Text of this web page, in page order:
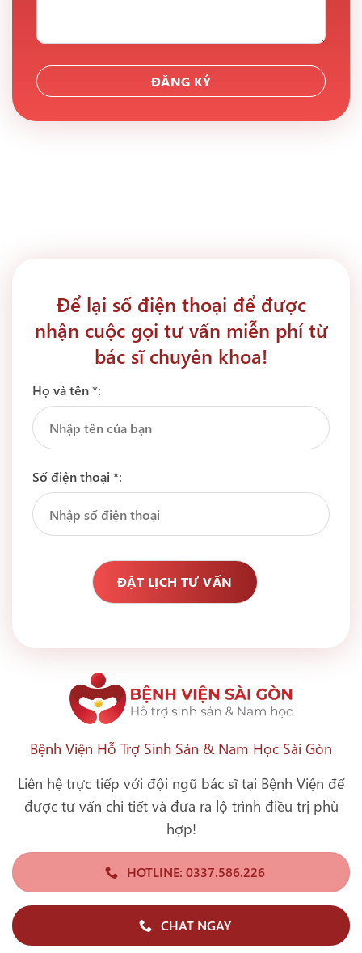
Để lại số điện thoại để được
nhận cuộc gọi tư vấn miễn phí từ
bác sĩ chuyên khoa!
Họ và tên *:
Số điện thoại *:
Bệnh Viện Hỗ Trợ Sinh Sản & Nam Học Sài Gòn
Liên hệ trực tiếp với đội ngũ bác sĩ tại Bệnh Viện để
được tư vấn chi tiết và đưa ra lộ trình điều trị phù
hợp!
HOTLINE: 0337.586.226
CHAT NGAY